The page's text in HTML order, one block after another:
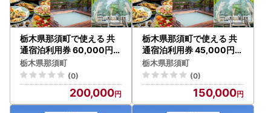
栃木県那須町で使える 共
通宿泊利用券 60,000円分
（3,000円×20枚）〔I-9
〕｜宿泊 旅行 チケット 宿
泊券 温泉 露天風呂 旅行券
ホテル 観光 国内旅行 那須
栃木県 那須町
栃木県那須町
(0)
200,000
栃木県那須町で使える 共
通宿泊利用券 45,000円分
（3,000円×15枚）〔H-8
〕｜宿泊 旅行 チケット 宿
泊券 温泉 露天風呂 旅行券
ホテル 観光 国内旅行 那須
栃木県 那須町
栃木県那須町
(0)
150,000